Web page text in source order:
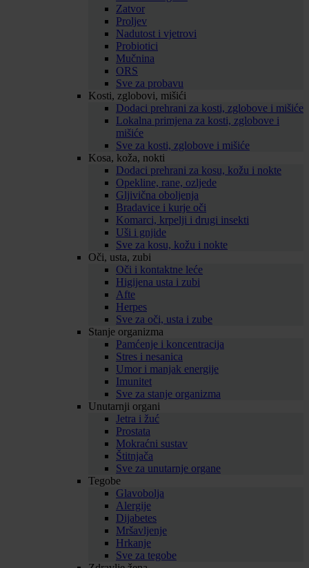
Zatvor
Proljev
Nadutost i vjetrovi
Probiotici
Mučnina
ORS
Sve za probavu
Kosti, zglobovi, mišići
Dodaci prehrani za kosti, zglobove i mišiće
Lokalna primjena za kosti, zglobove i
mišiće
Sve za kosti, zglobove i mišiće
Kosa, koža, nokti
Dodaci prehrani za kosu, kožu i nokte
Opekline, rane, ozljede
Gljivična oboljenja
Bradavice i kurje oči
Komarci, krpelji i drugi insekti
Uši i gnjide
Sve za kosu, kožu i nokte
Oči, usta, zubi
Oči i kontaktne leće
Higijena usta i zubi
Afte
Herpes
Sve za oči, usta i zube
Stanje organizma
Pamćenje i koncentracija
Stres i nesanica
Umor i manjak energije
Imunitet
Sve za stanje organizma
Unutarnji organi
Jetra i žuć
Prostata
Mokraćni sustav
Štitnjača
Sve za unutarnje organe
Tegobe
Glavobolja
Alergije
Dijabetes
Mršavljenje
Hrkanje
Sve za tegobe